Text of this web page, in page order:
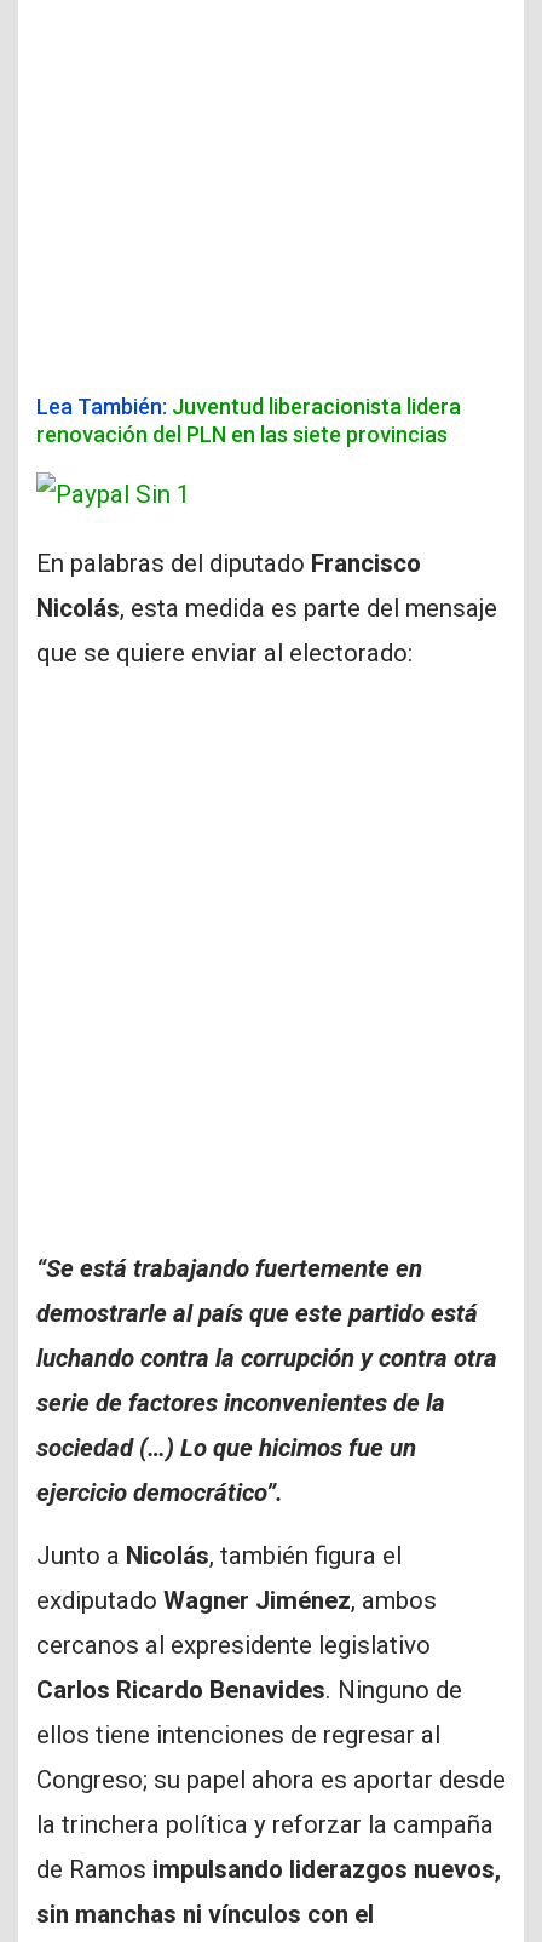
Lea También: Juventud liberacionista lidera
renovación del PLN en las siete provincias
En palabras del diputado Francisco
Nicolás, esta medida es parte del mensaje
que se quiere enviar al electorado:
“Se está trabajando fuertemente en
demostrarle al país que este partido está
luchando contra la corrupción y contra otra
serie de factores inconvenientes de la
sociedad (…) Lo que hicimos fue un
ejercicio democrático”.
Junto a Nicolás, también figura el
exdiputado Wagner Jiménez, ambos
cercanos al expresidente legislativo
Carlos Ricardo Benavides. Ninguno de
ellos tiene intenciones de regresar al
Congreso; su papel ahora es aportar desde
la trinchera política y reforzar la campaña
de Ramos impulsando liderazgos nuevos,
sin manchas ni vínculos con el